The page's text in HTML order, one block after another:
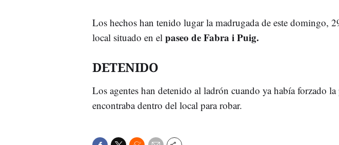
Los hechos han tenido lugar la madrugada de este domingo,
local situado en el paseo de Fabra i Puig.
DETENIDO
Los agentes han detenido al ladrón cuando ya había forzado la
encontraba dentro del local para robar.